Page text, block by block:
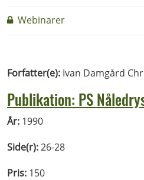
Webinarer
Forfatter(e): Ivan Damgård
Publikation: PS
År: 1990
Side(r):26-28
Pris: 150